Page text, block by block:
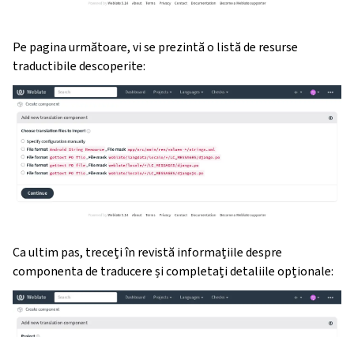
Pe pagina următoare, vi se prezintă o listă de resurse
traductibile descoperite:
Ca ultim pas, treceți în revistă informațiile despre
componenta de traducere și completați detaliile opționale: